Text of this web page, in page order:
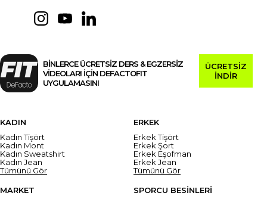
BİNLERCE ÜCRETSİZ DERS & EGZERSİZ
VİDEOLARI İÇİN DEFACTOFIT
UYGULAMASINI
ÜCRETSİZ
İNDİR
KADIN
Kadın Tişört
Kadın Mont
Kadın Sweatshirt
Kadın Jean
Tümünü Gör
ERKEK
Erkek Tişört
Erkek Şort
Erkek Eşofman
Erkek Jean
Tümünü Gör
MARKET
SPORCU BESİNLERİ